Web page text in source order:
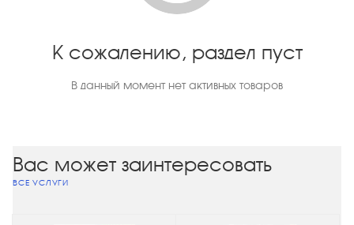
К сожалению, раздел пуст
В данный момент нет активных товаров
Вас может заинтересовать
ВСЕ УСЛУГИ